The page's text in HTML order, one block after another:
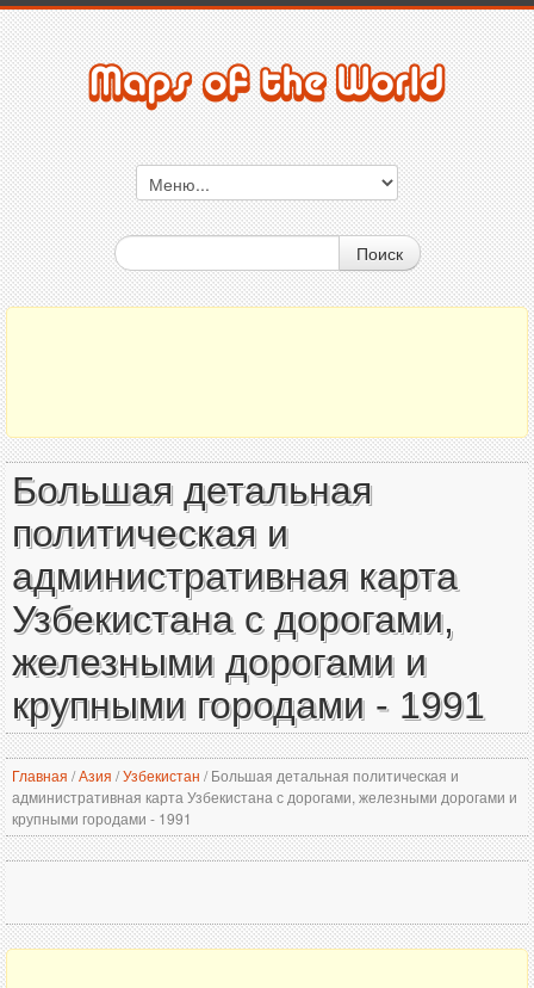
Поиск
Большая детальная
политическая и
административная карта
Узбекистана с дорогами,
железными дорогами и
крупными городами - 1991
Главная /Азия /Узбекистан /Большая детальная политическая и
административная карта Узбекистана с дорогами, железными дорогами и
крупными городами - 1991